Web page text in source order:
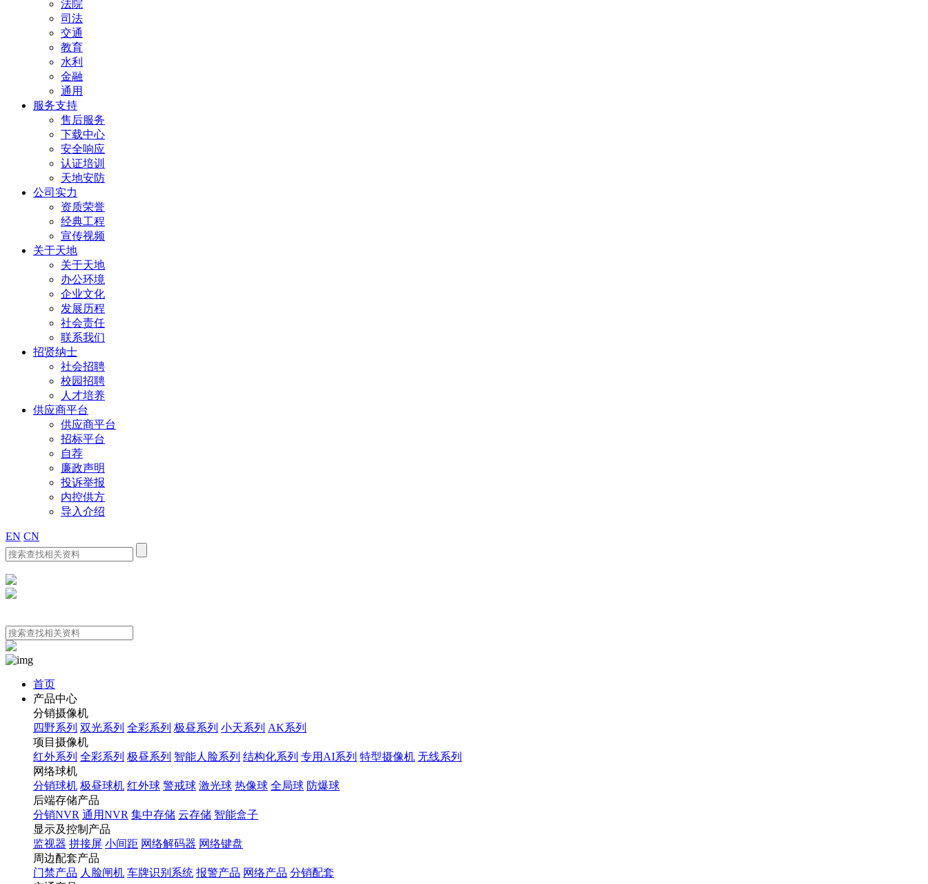
法院
司法
交通
教育
水利
金融
通用
服务支持
售后服务
下载中心
安全响应
认证培训
天地安防
公司实力
资质荣誉
经典工程
宣传视频
关于天地
关于天地
办公环境
企业文化
发展历程
社会责任
联系我们
招贤纳士
社会招聘
校园招聘
人才培养
供应商平台
供应商平台
招标平台
自荐
廉政声明
投诉举报
内控供方
导入介绍
EN CN
首页
产品中心
分销摄像机
四野系列 双光系列 全彩系列 极昼系列 小天系列 AK系列
项目摄像机
红外系列 全彩系列 极昼系列 智能人脸系列 结构化系列 专用AI系列 特型摄像机 无线系列
网络球机
分销球机 极昼球机 红外球 警戒球 激光球 热像球 全局球 防爆球
后端存储产品
分销NVR 通用NVR 集中存储 云存储 智能盒子
显示及控制产品
监视器 拼接屏 小间距 网络解码器 网络键盘
周边配套产品
门禁产品 人脸闸机 车牌识别系统 报警产品 网络产品 分销配套